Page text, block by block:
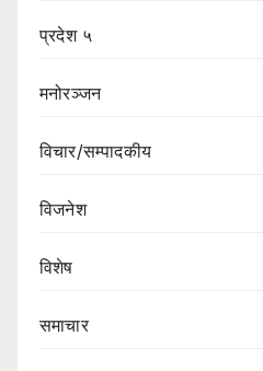
प्रदेश ५
मनोरञ्जन
विचार/सम्पादकीय
विजनेश
विशेष
समाचार